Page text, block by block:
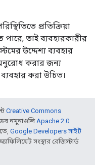
প্রতিক্রিয়া
তাই ব্যবহারকারীর
উদ্দেশ্য ব্যবহার
করার জন্য
ব্যবহার করা উচিত।
Creative Commons
নমুনাগুলিApache 2.0
Google Developers সাইট
সংস্থার রেজিস্টার্ড